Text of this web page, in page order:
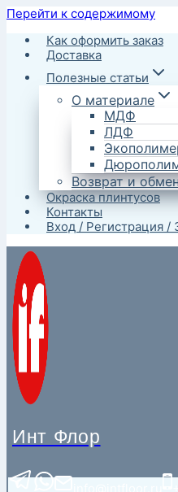
Перейти к содержимому
Как оформить заказ
Доставка
Полезные статьи
О материале
МДФ
ЛДФ
Возврат и
Окраска плинтусов
Контакты
Вход / Регистрация /
Инт Флор